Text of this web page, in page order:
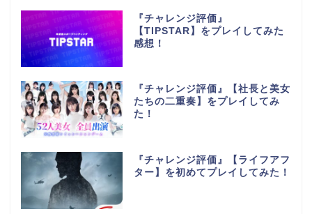
『チャレンジ評価』
【TIPSTAR】をプレイしてみた
感想！
『チャレンジ評価』【社長と美女
たちの二重奏】をプレイしてみ
た！
『チャレンジ評価』【ライフアフ
ター】を初めてプレイしてみた！